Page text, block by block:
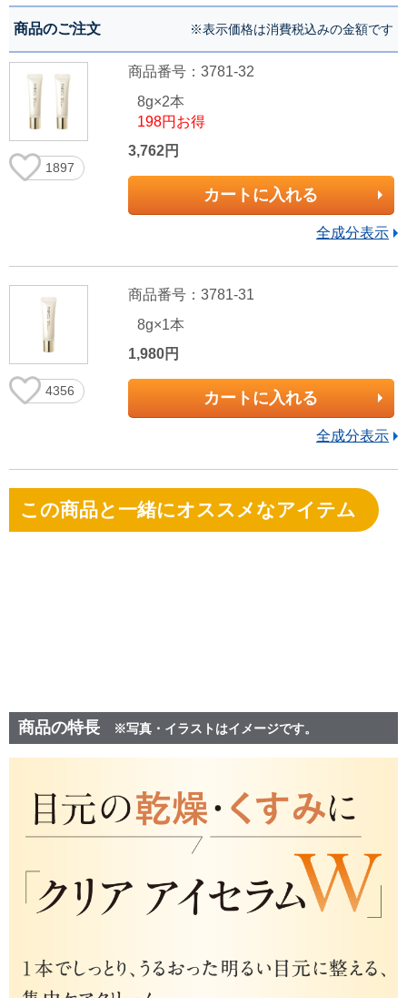
商品のご注文 ※表示価格は消費税込みの金額です
1897
商品番号：3781-32
8g×2本
198円お得
3,762円
カートに入れる
全成分表示
4356
商品番号：3781-31
8g×1本
1,980円
カートに入れる
全成分表示
この商品と一緒にオススメなアイテム
商品の特長 ※写真・イラストはイメージです。